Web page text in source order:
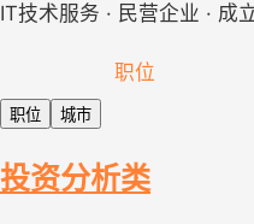
IT技术服务 · 民营企业 · 成
职位
职位 城市
投资分析类